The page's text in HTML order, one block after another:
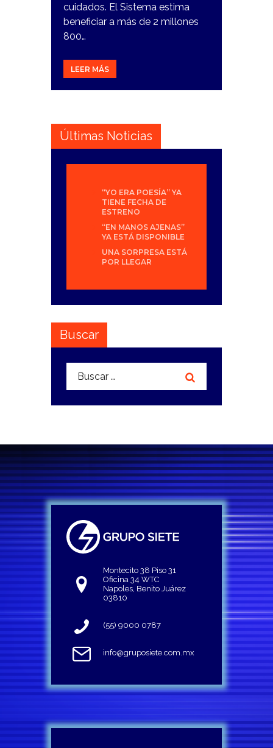
cuidados. El Sistema estima
beneficiar a más de 2 millones
800…
LEER MÁS
Últimas Noticias
“YO ERA POESÍA” YA
TIENE FECHA DE
ESTRENO
“EN MANOS AJENAS”
YA ESTÁ DISPONIBLE
UNA SORPRESA ESTÁ
POR LLEGAR
Buscar
Buscar:
Montecito 38 Piso 31
Oficina 34 WTC
Napoles, Benito Juárez
03810
(55) 9000 0787
info@gruposiete.com.mx